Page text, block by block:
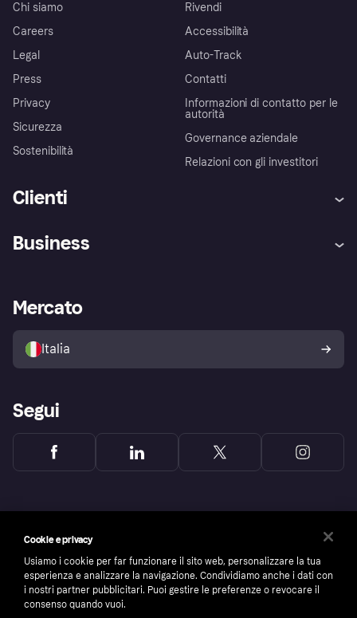
Chi siamo
Careers
Legal
Press
Privacy
Sicurezza
Sostenibilità
Rivendi
Accessibilità
Auto-Track
Contatti
Informazioni di contatto per le
autorità
Governance aziendale
Relazioni con gli investitori
Clienti
Assistenza
Esplora i negozi
Politica di protezione
dell'acquirente Klarna
Business
Accesso aziende
Mercato
Italia
Segui
Cookie e privacy
Usiamo i cookie per far funzionare il sito web, personalizzare la tua
esperienza e analizzare la navigazione. Condividiamo anche i dati con
i nostri partner pubblicitari. Puoi gestire le preferenze o revocare il
consenso quando vuoi.